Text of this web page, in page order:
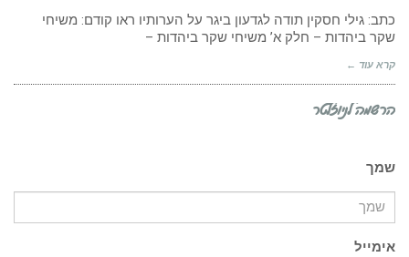
כתב: גילי חסקין תודה לגדעון ביגר על הערותיו ראו קודם: משיחי
שקר ביהדות – חלק א’ משיחי שקר ביהדות –
קרא עוד ←
הרשמה לניוזלטר
שמך
אימייל